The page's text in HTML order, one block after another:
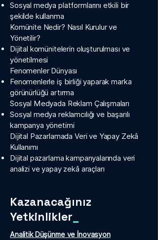
Sosyal medya platformlarını etkili bir
şekilde kullanma
Komünite Nedir? Nasıl Kurulur ve
Yönetilir?
Dijital komünitelerin oluşturulması ve
yönetilmesi
Fenomenler Dünyası
Fenomenlerle iş birliği yaparak marka
görünürlüğü artırma
Sosyal Medyada Reklam Çalışmaları
Sosyal medya reklamcılığı ve başarılı
kampanya yönetimi
Dijital Pazarlamada Veri ve Yapay Zekâ
Kullanımı
Dijital pazarlama kampanyalarında veri
analizi ve yapay zekâ araçları
Kazanacağınız
Yetkinlikler
Analitik Düşünme ve İnovasyon